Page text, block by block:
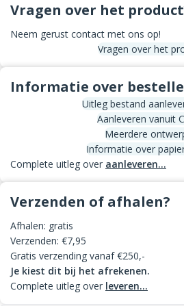
Vragen over het
Neem gerust contact met ons op!
Vragen over het
Informatie over
Uitleg bestand
Aanleveren vanuit
Meerdere
Informatie over
Complete uitleg over aanleveren...
Verzenden of afhalen?
Afhalen: gratis
Verzenden: €7,95
Gratis verzending vanaf €250,-
Je kiest dit bij het afrekenen.
Complete uitleg over leveren...